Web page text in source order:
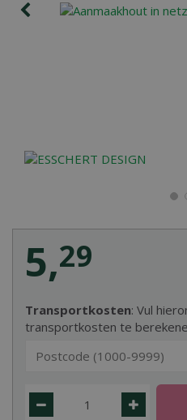
Transportkosten: Vul
transportkosten te
5,29